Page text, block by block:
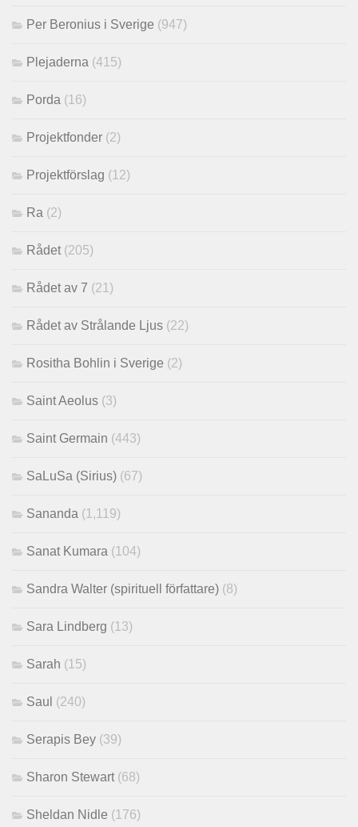
Per Beronius i Sverige (947)
Plejaderna (415)
Porda (16)
Projektfonder (2)
Projektförslag (12)
Ra (2)
Rådet (205)
Rådet av 7 (21)
Rådet av Strålande Ljus (22)
Rositha Bohlin i Sverige (2)
Saint Aeolus (3)
Saint Germain (443)
SaLuSa (Sirius) (67)
Sananda (1,119)
Sanat Kumara (104)
Sandra Walter (spirituell författare) (8)
Sara Lindberg (13)
Sarah (15)
Saul (240)
Serapis Bey (39)
Sharon Stewart (68)
Sheldan Nidle (176)